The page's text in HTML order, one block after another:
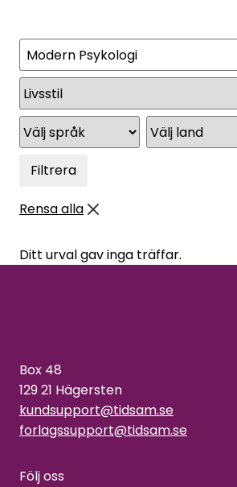
Sök
Filtrera
Rensa alla
Ditt urval gav inga träffar.
Box 48
129 21 Hägersten
kundsupport@tidsam.se
forlagssupport@tidsam.se
Följ oss